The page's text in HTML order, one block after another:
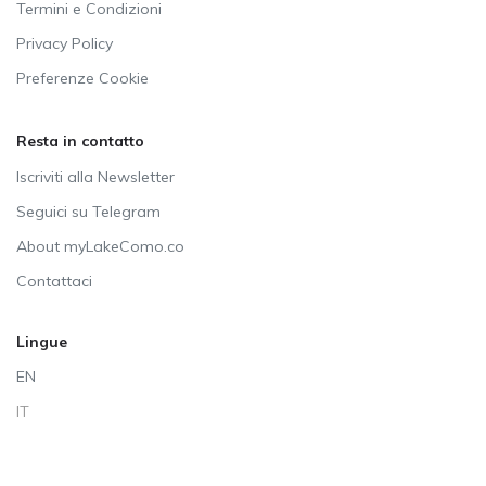
Termini e Condizioni
Privacy Policy
Preferenze Cookie
Resta in contatto
Iscriviti alla Newsletter
Seguici su Telegram
About myLakeComo.co
Contattaci
Lingue
EN
IT